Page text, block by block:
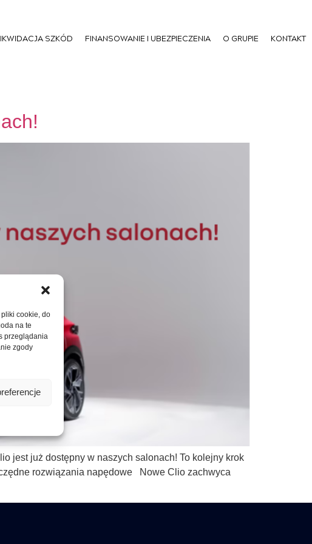
cookie, do
na te
przeglądania
zgody
SZKÓD FINANSOWANIE I UBEZPIECZENIA O GRUPIE KONTAKT
jest już dostępny w naszych salonach! To kolejny krok
rozwiązania napędowe Nowe Clio zachwyca